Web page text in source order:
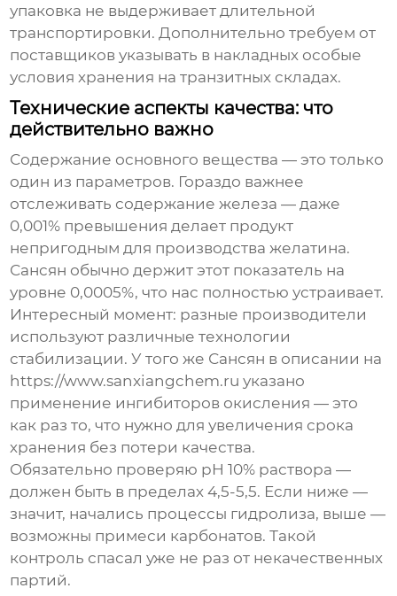
упаковка не выдерживает длительной
транспортировки. Дополнительно требуем от
поставщиков указывать в накладных особые
условия хранения на транзитных складах.
Технические аспекты качества: что
действительно важно
Содержание основного вещества — это только
один из параметров. Гораздо важнее
отслеживать содержание железа — даже
0,001% превышения делает продукт
непригодным для производства желатина.
Сансян обычно держит этот показатель на
уровне 0,0005%, что нас полностью устраивает.
Интересный момент: разные производители
используют различные технологии
стабилизации. У того же Сансян в описании на
https://www.sanxiangchem.ru указано
применение ингибиторов окисления — это
как раз то, что нужно для увеличения срока
хранения без потери качества.
Обязательно проверяю pH 10% раствора —
должен быть в пределах 4,5-5,5. Если ниже —
значит, начались процессы гидролиза, выше —
возможны примеси карбонатов. Такой
контроль спасал уже не раз от некачественных
партий.